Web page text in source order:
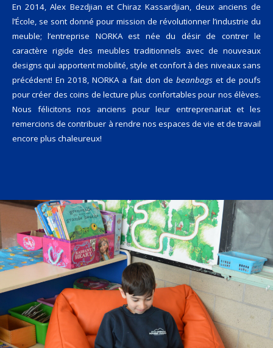
En 2014, Alex Bezdjian et Chiraz Kassardjian, deux anciens de
l’École, se sont donné pour mission de révolutionner l’industrie du
meuble; l’entreprise NORKA est née du désir de contrer le
caractère rigide des meubles traditionnels avec de nouveaux
designs qui apportent mobilité, style et confort à des niveaux sans
précédent! En 2018, NORKA a fait don de beanbagset de poufs
pour créer des coins de lecture plus confortables pour nos élèves.
Nous félicitons nos anciens pour leur entreprenariat et les
remercions de contribuer à rendre nos espaces de vie et de travail
encore plus chaleureux!